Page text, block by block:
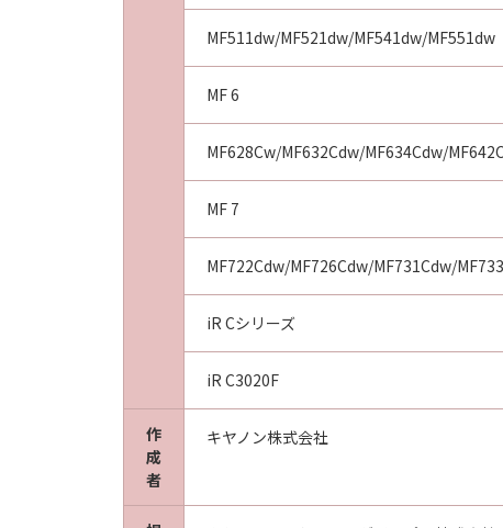
MF511dw/MF521dw/MF541dw/MF551dw
MF 6
MF628Cw/MF632Cdw/MF634Cdw/
MF 7
MF722Cdw/MF726Cdw/MF731Cdw/
iR Cシリーズ
iR C3020F
作
成
者
キヤノン株式会社